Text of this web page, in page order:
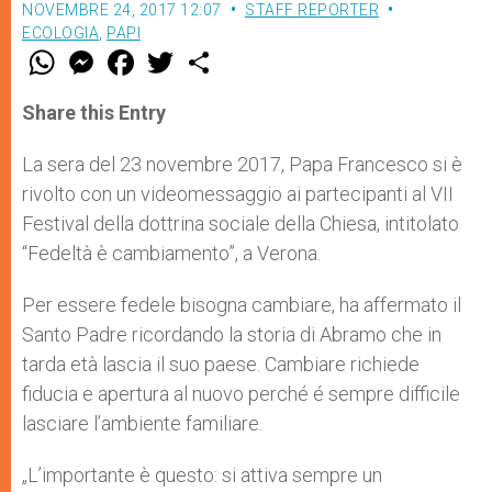
NOVEMBRE 24, 2017 12:07
STAFF REPORTER
ECOLOGIA, PAPI
W
t
s
p
p
M
e
s
e
g
e
r
F
a
e
b
o
k
w
r
Share this Entry
La sera del 23 novembre 2017, Papa Francesco si è
rivolto con un videomessaggio ai partecipanti al VII
Festival della dottrina sociale della Chiesa, intitolato
“Fedeltà è cambiamento”, a Verona.
Per essere fedele bisogna cambiare, ha affermato il
Santo Padre ricordando la storia di Abramo che in
tarda età lascia il suo paese. Cambiare richiede
fiducia e apertura al nuovo perché é sempre difficile
lasciare l’ambiente familiare.
„L’importante è questo: si attiva sempre un